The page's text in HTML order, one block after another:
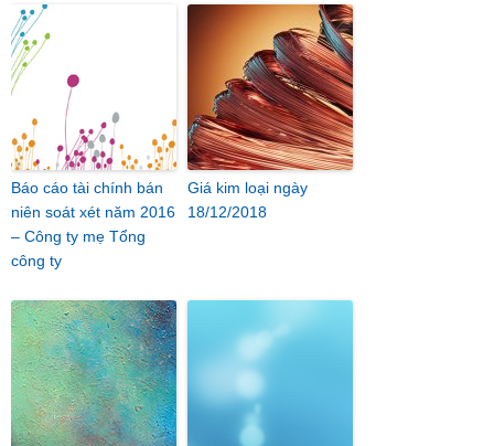
Báo cáo tài chính bán
niên soát xét năm 2016
– Công ty mẹ Tổng
công ty
Giá kim loại ngày
18/12/2018